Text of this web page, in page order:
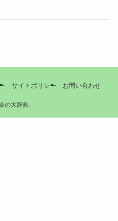
サイトポリシー お問い合わせ
の大辞典.